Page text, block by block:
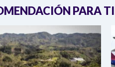
PARA TI